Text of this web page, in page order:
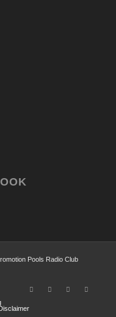
Pools Radio Club